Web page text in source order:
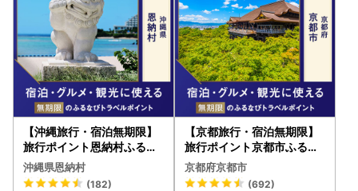
【沖縄旅行・宿泊無期限】
旅行ポイント恩納村ふるな
びトラベルポイント
沖縄県恩納村
(182)
【京都旅行・宿泊無期限】
旅行ポイント京都市ふるな
びトラベルポイント
京都府京都市
(692)